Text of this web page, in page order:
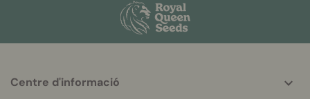
helpful
Centre d'informació